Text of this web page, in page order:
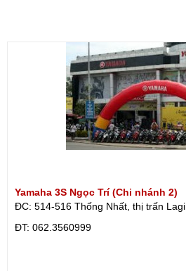
Yamaha 3S Ngọc Trí (Chi nhánh 2)
ĐC: 514-516 Thống Nhất, thị trấn Lagi
ÐT: 062.3560999